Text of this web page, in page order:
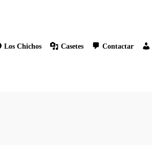
Los Chichos Casetes Contactar